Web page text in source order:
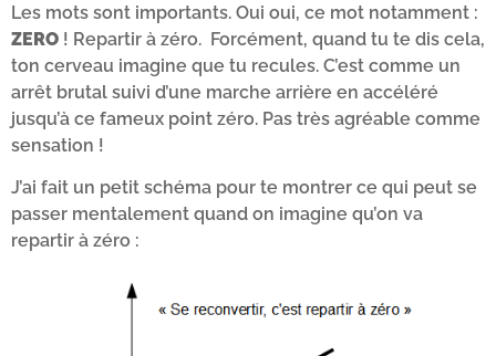
Les mots sont importants. Oui oui, ce mot notamment :
ZERO ! Repartir à zéro. Forcément, quand tu te dis cela,
ton cerveau imagine que tu recules. C’est comme un
arrêt brutal suivi d’une marche arrière en accéléré
jusqu’à ce fameux point zéro. Pas très agréable comme
sensation !
J’ai fait un petit schéma pour te montrer ce qui peut se
passer mentalement quand on imagine qu’on va
repartir à zéro :